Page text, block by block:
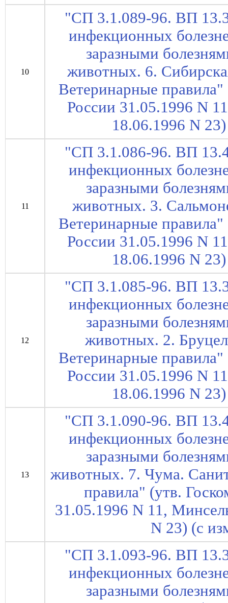
10
"СП 3.1.089-96. ВП
инфекционных
заразными
животных. 6.
Ветеринарные правила"
России 31.05.1996 N
18.06.1996 N
11
"СП 3.1.086-96. ВП
инфекционных
заразными
животных. 3.
Ветеринарные правила"
России 31.05.1996 N
18.06.1996 N
12
"СП 3.1.085-96. ВП
инфекционных
заразными
животных. 2.
Ветеринарные правила"
России 31.05.1996 N
18.06.1996 N
13
"СП 3.1.090-96. ВП
инфекционных
заразными
животных. 7. Чума.
правила" (утв.
31.05.1996 N 11,
N 23) (с
"СП 3.1.093-96. ВП
инфекционных
заразными